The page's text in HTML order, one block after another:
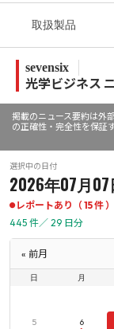
取扱製品
sevensix
光学ビジネス
掲載のニュース要約は外
の正確性・完全性を保証
選択中の日付
2026年07月07
レポートあり（ 15 件 ）
445 件／ 29 日分
« 前月
日 月
5 6